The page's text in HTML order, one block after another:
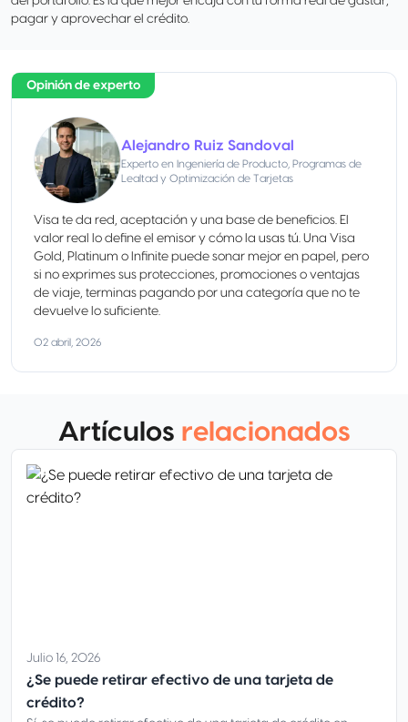
pagar y aprovechar el crédito.
Opinión de experto
Alejandro Ruiz Sandoval
Experto en Ingeniería de Producto, Programas de
Lealtad y Optimización de Tarjetas
Visa te da red, aceptación y una base de beneficios. El
valor real lo define el emisor y cómo la usas tú. Una Visa
Gold, Platinum o Infinite puede sonar mejor en papel, pero
si no exprimes sus protecciones, promociones o ventajas
de viaje, terminas pagando por una categoría que no te
devuelve lo suficiente.
02 abril, 2026
Artículos relacionados
Julio 16, 2026
¿Se puede retirar efectivo de una tarjeta de
crédito?